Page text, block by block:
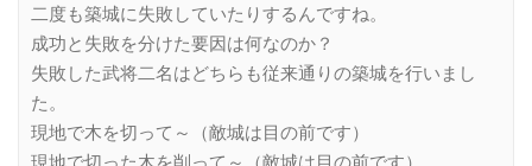
二度も築城に失敗していたりするんですね。
成功と失敗を分けた要因は何なのか？
失敗した武将二名はどちらも従来通りの築城を行いまし
た。
現地で木を切って～（敵城は目の前です）